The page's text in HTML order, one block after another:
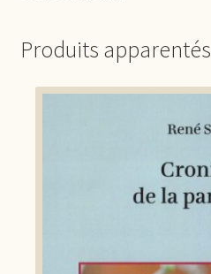
Produits apparentés